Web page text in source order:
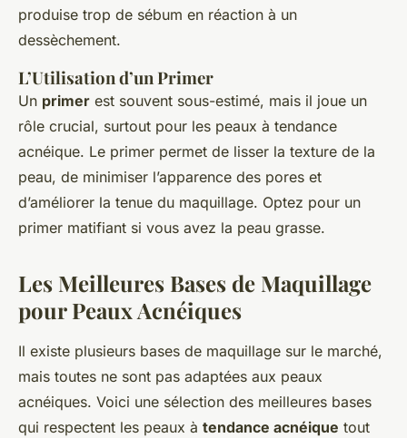
produise trop de sébum en réaction à un
dessèchement.
L’Utilisation d’un Primer
Un primer est souvent sous-estimé, mais il joue un
rôle crucial, surtout pour les peaux à tendance
acnéique. Le primer permet de lisser la texture de la
peau, de minimiser l’apparence des pores et
d’améliorer la tenue du maquillage. Optez pour un
primer matifiant si vous avez la peau grasse.
Les Meilleures Bases de Maquillage
pour Peaux Acnéiques
Il existe plusieurs bases de maquillage sur le marché,
mais toutes ne sont pas adaptées aux peaux
acnéiques. Voici une sélection des meilleures bases
qui respectent les peaux à tendance acnéique tout